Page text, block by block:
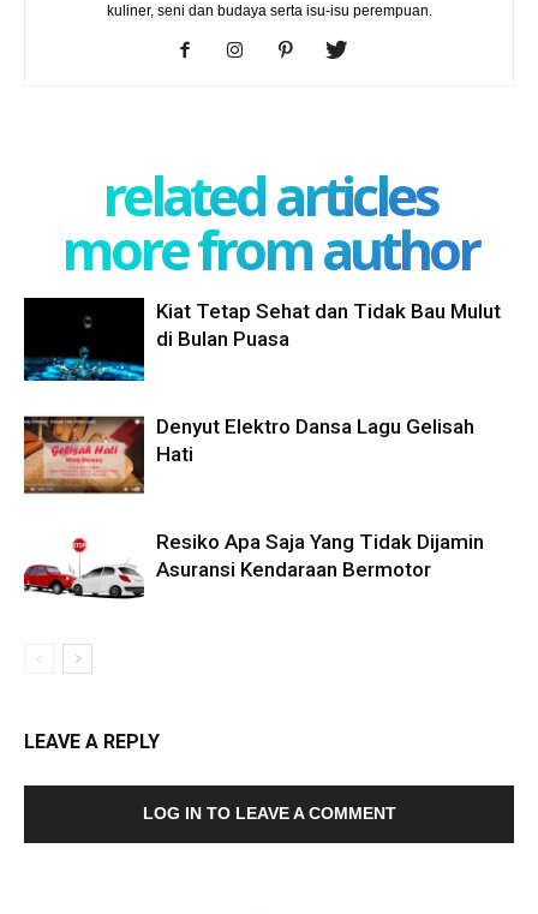
kuliner, seni dan budaya serta isu-isu perempuan.
related articles
more from author
Kiat Tetap Sehat dan Tidak Bau Mulut
di Bulan Puasa
Denyut Elektro Dansa Lagu Gelisah
Hati
Resiko Apa Saja Yang Tidak Dijamin
Asuransi Kendaraan Bermotor
LEAVE A REPLY
LOG IN TO LEAVE A COMMENT